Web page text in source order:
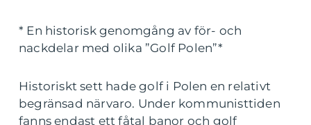
* En historisk genomgång av för- och
nackdelar med olika ”Golf Polen”*
Historiskt sett hade golf i Polen en relativt
begränsad närvaro. Under kommunisttiden
fanns endast ett fåtal banor och golf